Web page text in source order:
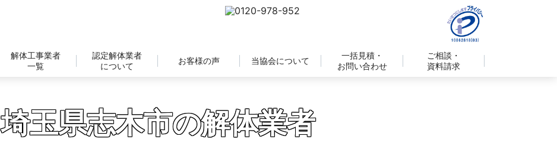
解体工事業者
一覧
認定解体業者
について
お客様の声 当協会について
一括見積・
お問い合わせ
ご相談・
資料請求
埼玉県志木市の解体業者